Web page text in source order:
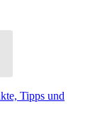
Tipps und